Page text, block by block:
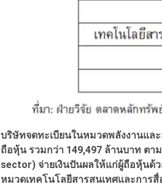
บริษัทจดทะเบียนในหมวดพลังงานแล
ถือหุ้น รวมกว่า 149,497 ล้านบาท ต
sector) จ่ายเงินปันผลให้แก่ผู้ถือหุ้นด้
หมวดเทคโนโลยีสารสนเทศและการ